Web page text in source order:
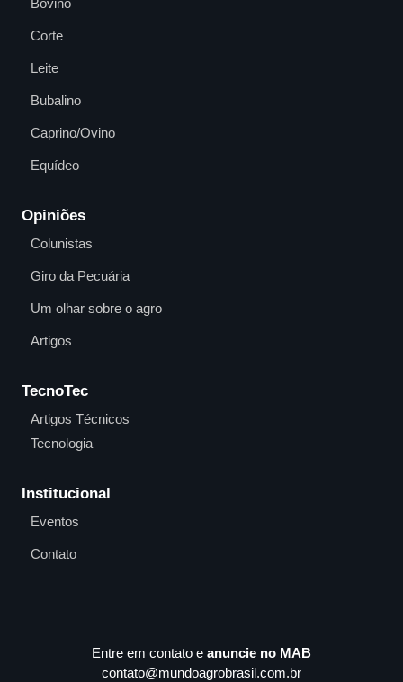
Bovino
Corte
Leite
Bubalino
Caprino/Ovino
Equídeo
Opiniões
Colunistas
Giro da Pecuária
Um olhar sobre o agro
Artigos
TecnoTec
Artigos Técnicos
Tecnologia
Institucional
Eventos
Contato
Entre em contato e anuncie no MAB
contato@mundoagrobrasil.com.br